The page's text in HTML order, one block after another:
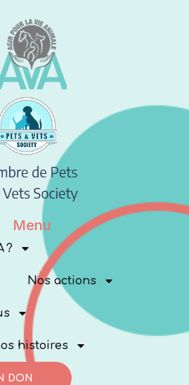
Menu
?
Nos actions
histoires
DON